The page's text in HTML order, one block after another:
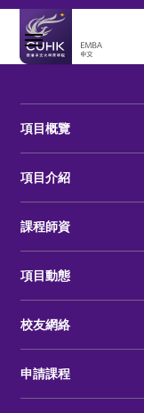
項目概覽
項目介紹
課程師資
項目動態
校友網絡
申請課程